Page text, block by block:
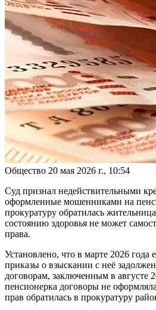
Общество 20 мая 2026 г., 10:54
Суд признал недействительными
оформленные мошенниками на
прокуратуру обратилась
состоянию здоровья не может
права.
Установлено, что в марте 2026
приказы о взыскании с неё
договорам, заключенным в августе
пенсионерка договоры не
прав обратилась в прокуратуру